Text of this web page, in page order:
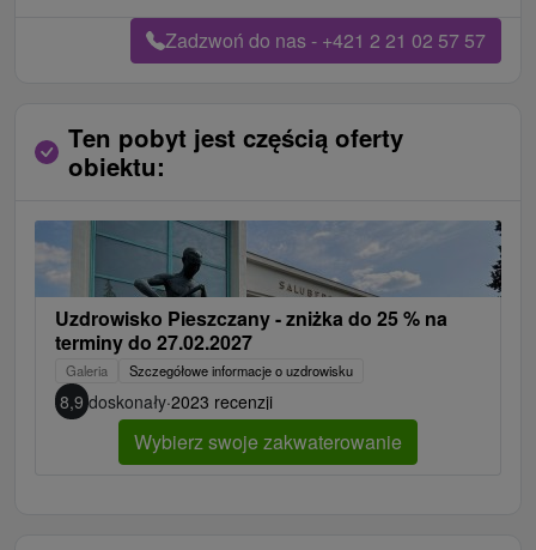
Zadzwoń do nas - +421 2 21 02 57 57
Ten pobyt jest częścią oferty
obiektu:
Uzdrowisko Pieszczany - zniżka do 25 % na
terminy do 27.02.2027
Galeria Szczegółowe informacje o uzdrowisku
8,9 doskonały·2023 recenzji
Wybierz swoje zakwaterowanie